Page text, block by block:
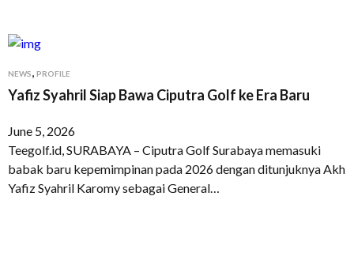
NEWS, PROFILE
Yafiz Syahril Siap Bawa Ciputra Golf ke Era Baru
June 5, 2026
Teegolf.id, SURABAYA – Ciputra Golf Surabaya memasuki
babak baru kepemimpinan pada 2026 dengan ditunjuknya Akh
Yafiz Syahril Karomy sebagai General…